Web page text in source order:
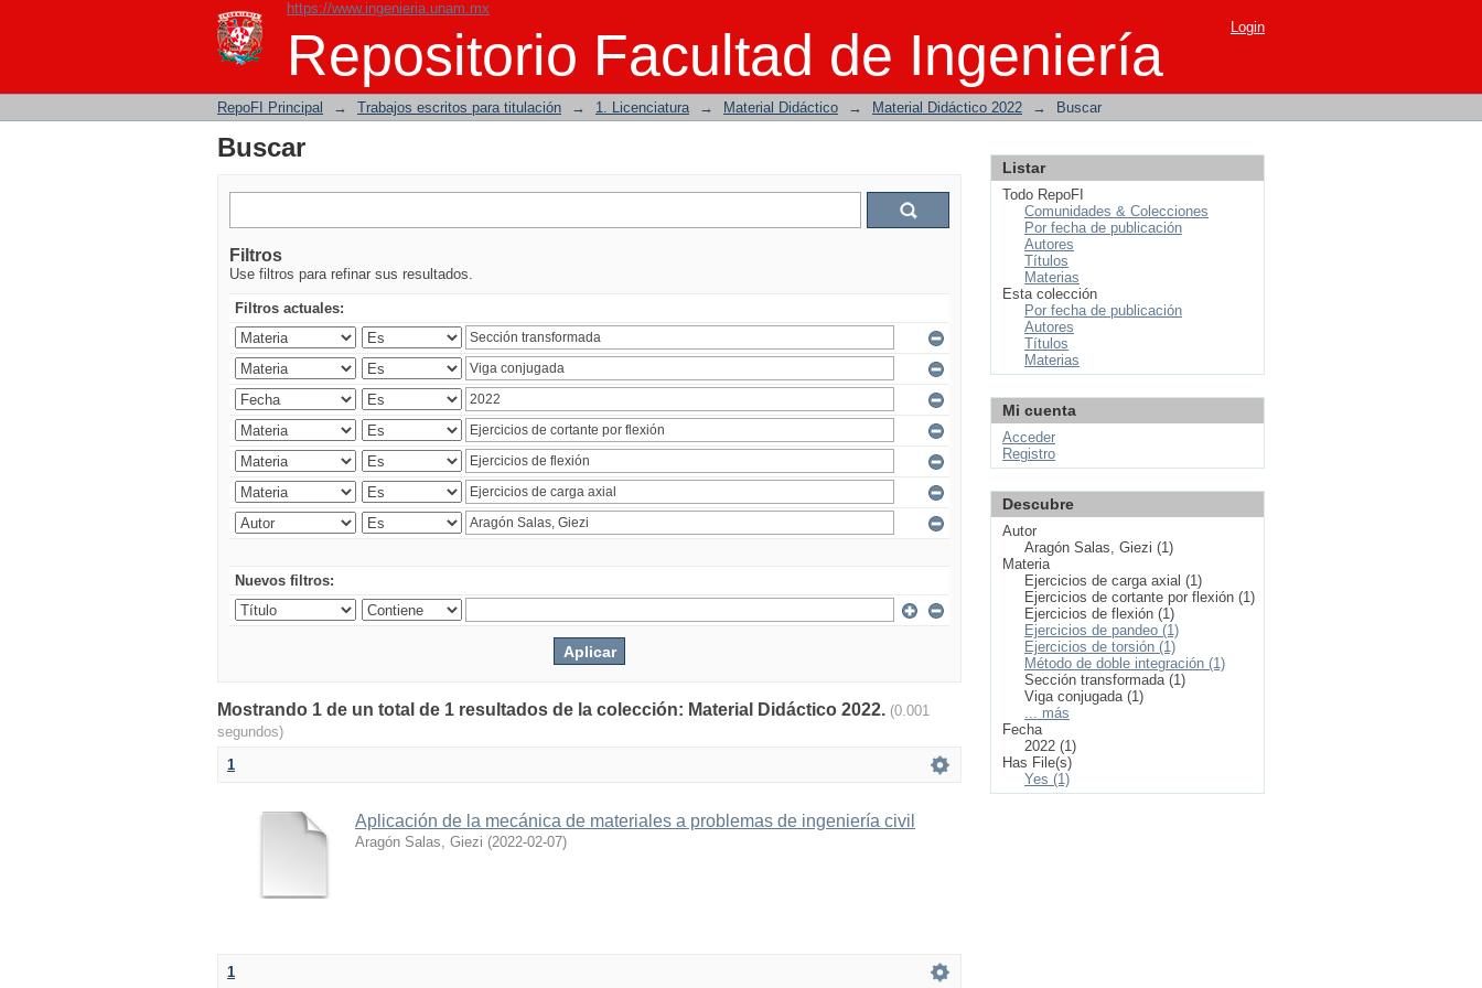
https://www.ingenieria.unam.mx
Repositorio Facultad de Ingeniería
Buscar Login
RepoFI Principal → Trabajos escritos para titulación → 1. Licenciatura → Material Didáctico → Material Didáctico 2022 → Buscar
Buscar
Filtros
Use filtros para refinar sus resultados.
Filtros actuales:
Nuevos filtros:
Mostrando 1 de un total de 1 resultados de la colección: Material Didáctico 2022. (0.001
segundos)
1
Aplicación de la mecánica de materiales a problemas de ingeniería civil
Aragón Salas, Giezi (2022-02-07)
1
Listar
Todo RepoFI
Comunidades & Colecciones
Por fecha de publicación
Autores
Títulos
Materias
Esta colección
Por fecha de publicación
Autores
Títulos
Materias
Mi cuenta
Acceder
Registro
Descubre
Autor
Aragón Salas, Giezi (1)
Materia
Ejercicios de carga axial (1)
Ejercicios de cortante por flexión (1)
Ejercicios de flexión (1)
Ejercicios de pandeo (1)
Ejercicios de torsión (1)
Método de doble integración (1)
Sección transformada (1)
Viga conjugada (1)
... más
Fecha
2022 (1)
Has File(s)
Yes (1)